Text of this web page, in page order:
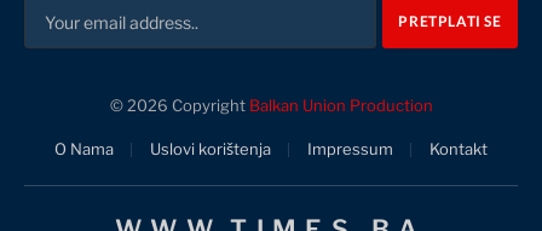
© 2026 Copyright Balkan Union Production
O Nama Uslovi korištenja Impressum Kontakt